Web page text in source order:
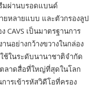
มผ่านบรอดแบนด์
หลายแบบ และตัวกรองลูป
เป็นมาตรฐานการ
อย่างกว้างขวางในกล่อง
ช้ในระดับนานาชาติจำกัด
ลาดสื่อที่ใหญ่ที่สุดในโลก
ารเข้ารหัสวิดีโอที่ครอง